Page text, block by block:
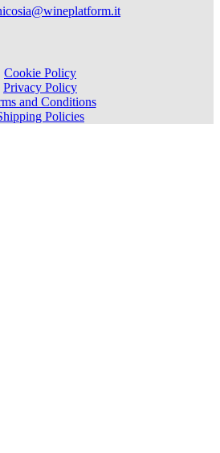
Cookie Policy
Privacy Policy
and Conditions
Policies